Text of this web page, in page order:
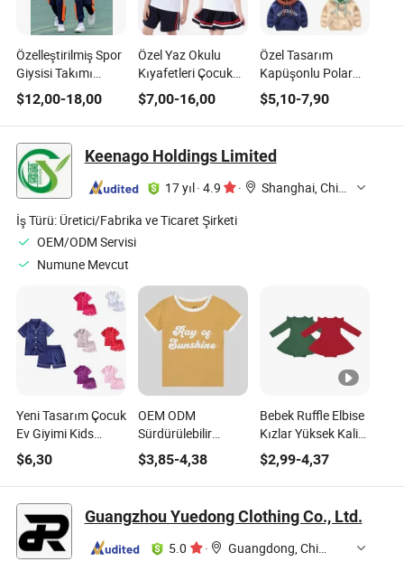
Özelleştirilmiş Spor
Giysisi Takımı
Çocuk Okul
Üniforması
$12,00-18,00
Özel Yaz Okulu
Kıyafetleri Çocuk
Okul Üniformaları
$7,00-16,00
Özel Tasarım
Kapüşonlu Polar
Sweatshirtler 1-5
Yaşındaki Çocuklar
için
$5,10-7,90
Keenago Holdings Limited
17 yıl· 4.9 ·
Shanghai, China
İş Türü: Üretici/Fabrika ve Ticaret Şirketi
OEM/ODM Servisi
Numune Mevcut
Yeni Tasarım Çocuk
Ev Giyimi Kids
Saten Pijama Oeko-
Tex ile
$6,30
OEM ODM
Sürdürülebilir
Çocuk Giyimi 95%
Bambus 5%
Spandeks Yaz
Tişörtü Çocuk
Kıyafetleri
$3,85-4,38
Bebek Ruffle Elbise
Kızlar Yüksek Kalite
Bebek Çocuk Tulum
Yeni Doğan
Kıyafetleri
$2,99-4,37
Guangzhou Yuedong Clothing Co., Ltd.
5.0 ·
Guangdong, China